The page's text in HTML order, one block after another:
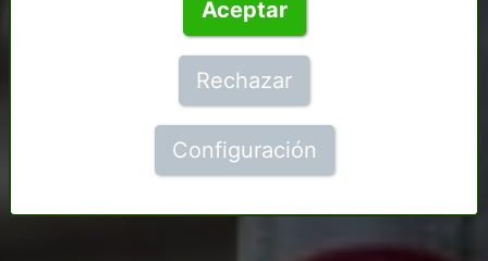
Aceptar
Rechazar
Configuración